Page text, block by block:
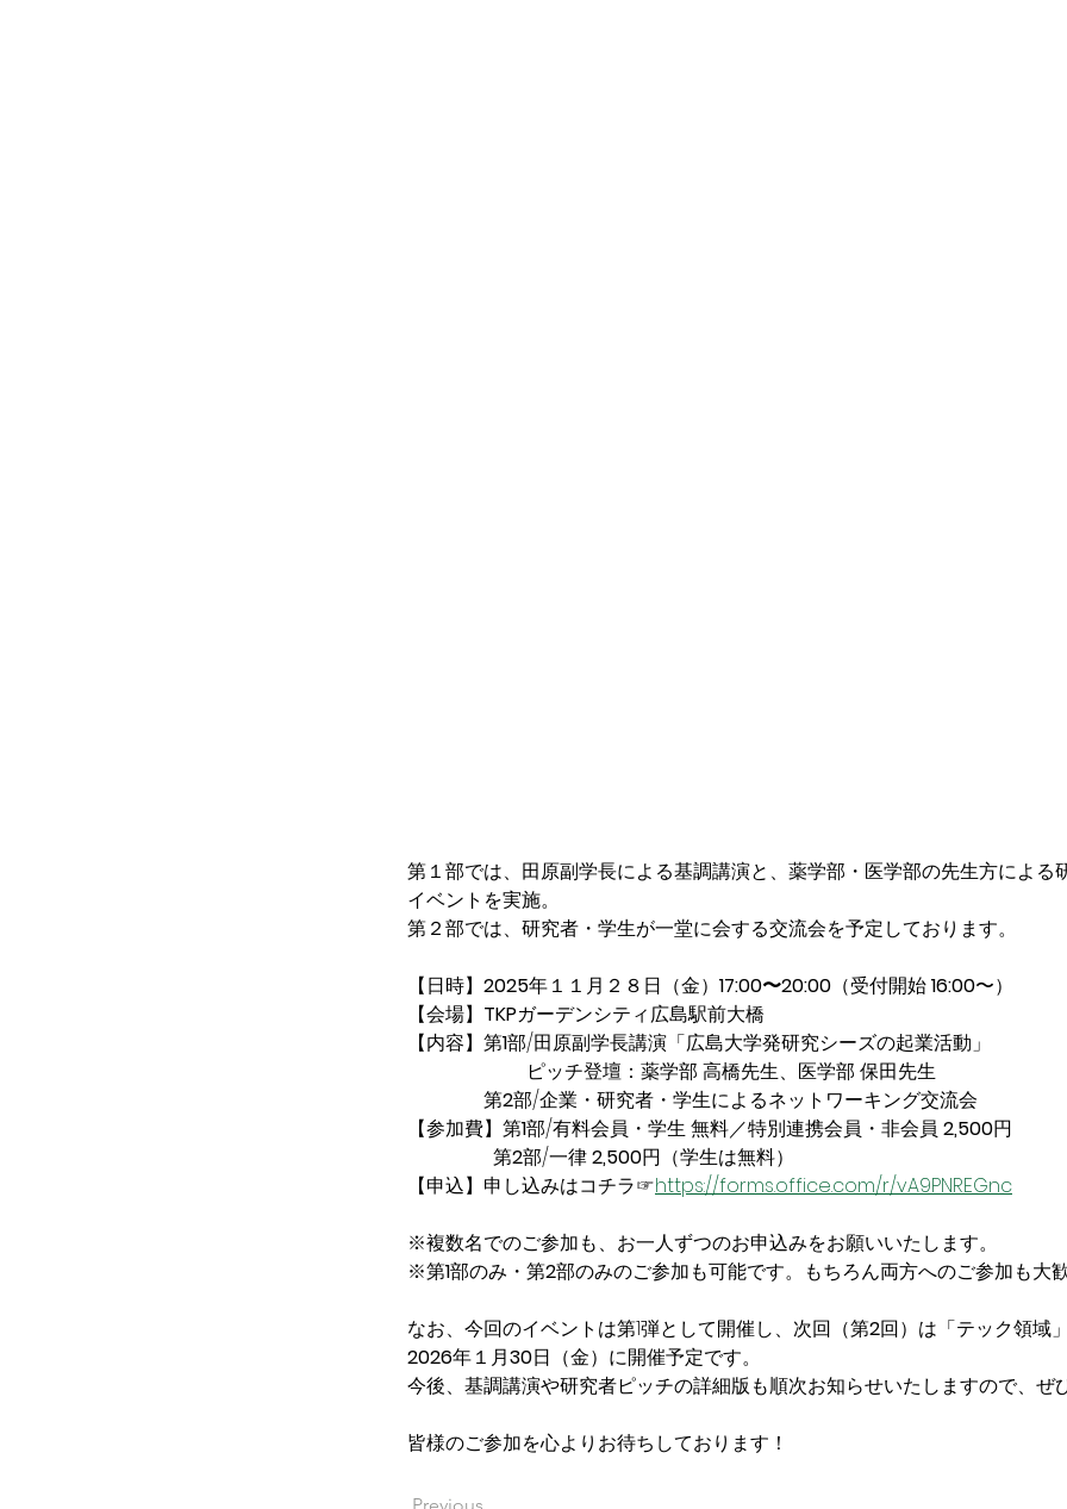
第１部では、田原副学長による基調講演と、薬学部・医学部の先生方による
イベントを実施。
第２部では、研究者・学生が一堂に会する交流会を予定しております。
【日時】 2025年１１月２８日（金） 17:00〜20:00 （受付開始 16:00〜）
【会場】 TKPガーデンシティ広島駅前大橋
【内容】第1部/田原副学長講演「広島大学発研究シーズの起業活動」
ピッチ登壇：薬学部 高橋先生、医学部 保田先生
第2部/企業・研究者・学生によるネットワーキング交流会
【参加費】第1部/有料会員・学生 無料／特別連携会員・非会員 2,500円
第2部/一律 2,500円（学生は無料）
【申込】申し込みはコチラ☞https://forms.office.com/r/vA9PNREGnc
※複数名でのご参加も、お一人ずつのお申込みをお願いいたします。
※第1部のみ・第2部のみのご参加も可能です。もちろん両方へのご参加も大
なお、今回のイベントは第1弾として開催し、次回（第2回）は「テック領域
2026年１月30日（金）に開催予定です。
今後、基調講演や研究者ピッチの詳細版も順次お知らせいたしますので、ぜ
皆様のご参加を心よりお待ちしております！